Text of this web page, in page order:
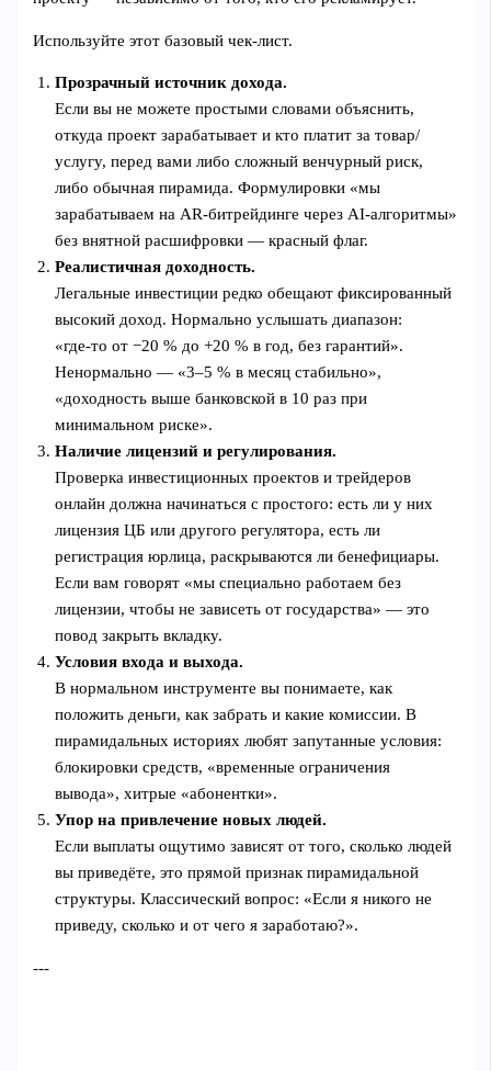
Используйте этот базовый чек‑лист.
Прозрачный источник дохода.
Если вы не можете простыми словами объяснить,
откуда проект зарабатывает и кто платит за товар/
услугу, перед вами либо сложный венчурный риск,
либо обычная пирамида. Формулировки «мы
зарабатываем на AR‑битрейдинге через AI‑алгоритмы»
без внятной расшифровки — красный флаг.
Реалистичная доходность.
Легальные инвестиции редко обещают фиксированный
высокий доход. Нормально услышать диапазон:
«где‑то от −20 % до +20 % в год, без гарантий».
Ненормально — «3–5 % в месяц стабильно»,
«доходность выше банковской в 10 раз при
минимальном риске».
Наличие лицензий и регулирования.
Проверка инвестиционных проектов и трейдеров
онлайн должна начинаться с простого: есть ли у них
лицензия ЦБ или другого регулятора, есть ли
регистрация юрлица, раскрываются ли бенефициары.
Если вам говорят «мы специально работаем без
лицензии, чтобы не зависеть от государства» — это
повод закрыть вкладку.
Условия входа и выхода.
В нормальном инструменте вы понимаете, как
положить деньги, как забрать и какие комиссии. В
пирамидальных историях любят запутанные условия:
блокировки средств, «временные ограничения
вывода», хитрые «абонентки».
Упор на привлечение новых людей.
Если выплаты ощутимо зависят от того, сколько людей
вы приведёте, это прямой признак пирамидальной
структуры. Классический вопрос: «Если я никого не
приведу, сколько и от чего я заработаю?».
---